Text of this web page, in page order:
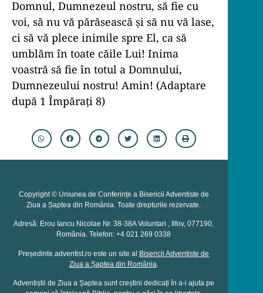
Domnul, Dumnezeul nostru, să fie cu
voi, să nu vă părăsească şi să nu vă lase,
ci să vă plece inimile spre El, ca să
umblăm în toate căile Lui! Inima
voastră să fie în totul a Domnului,
Dumnezeului nostru! Amin! (Adaptare
după 1 Împărați 8)
Copyright © Uniunea de Conferințe a Bisericii Adventiste de
Ziua a Șaptea din România. Toate drepturile rezervate.
Adresă: Erou Iancu Nicolae Nr. 38-38A Voluntari , Ilfov, 077190,
România. Telefon: +4 021 269 0338
Președinte.adventist.ro este un site al Bisericii Adventiste de
Ziua a Șaptea din România
Adventiștii de Ziua a Șaptea sunt creștini dedicați în a-i ajuta pe